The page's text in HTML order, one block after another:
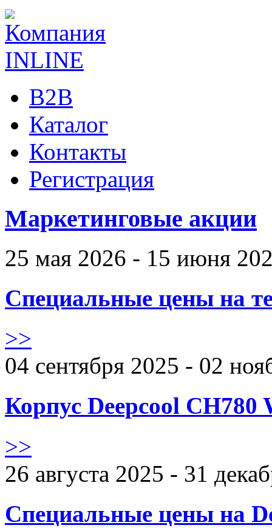
B2B
Каталог
Контакты
Регистрация
Маркетинговые акции
25 мая 2026 - 15 июня
Специальные цены на
>>
04 сентября 2025 - 02
Корпус Deepcool CH780
>>
26 августа 2025 - 31
Специальные цены на